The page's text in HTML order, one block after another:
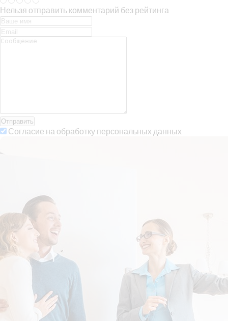
Нельзя отправить комментарий без рейтинга
Отправить
Согласие на обработку персональных данных